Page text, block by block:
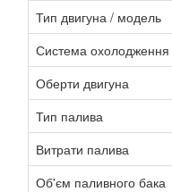
Тип двигуна / модель
Система охолодження
Оберти двигуна
Тип палива
Витрати палива
Об'єм паливного бака